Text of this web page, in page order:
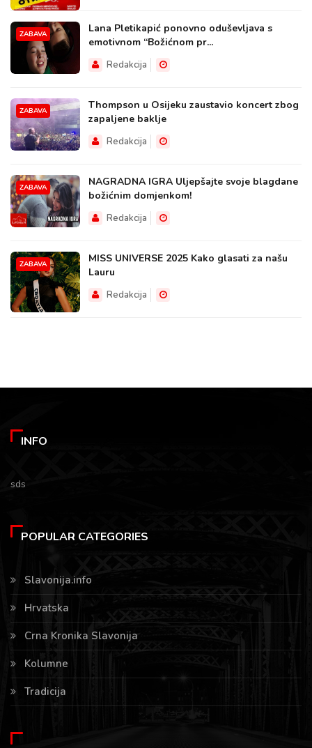
ZABAVA
Lana Pletikapić ponovno oduševljava s
emotivnom “Božićnom pr...
Redakcija
ZABAVA
Thompson u Osijeku zaustavio koncert zbog
zapaljene baklje
Redakcija
ZABAVA
NAGRADNA IGRA Uljepšajte svoje blagdane
božićnim domjenkom!
Redakcija
ZABAVA
MISS UNIVERSE 2025 Kako glasati za našu
Lauru
Redakcija
INFO
sds
POPULAR CATEGORIES
Slavonija.info
Hrvatska
Crna Kronika Slavonija
Kolumne
Tradicija